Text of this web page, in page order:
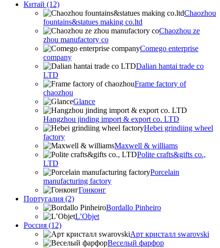
Китай (12)
Chaozhou
fountains&statues making co.ltd
Chaozhou ze
zhou manufactory co
Comego enterprise
company
Dalian hantai trade co
LTD
Frame factory of
chaozhou
Glance
Hangzhou jinding import & export co. LTD
Hebei grindiing wheel
factory
Maxwell & williams
Polite crafts&gifts co.,
LTD
Porcelain
manufacturing factory
Гонконг
Португалия (2)
Bordallo Pinheiro
L’Objet
Россия (12)
Арт кристалл swarovski
Веселый фарфор